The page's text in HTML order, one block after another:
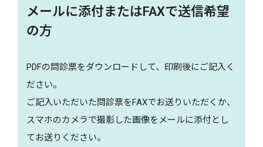
メールに添付またはFAXで送信希望
の方
PDFの問診票をダウンロードして、印刷後にご記入く
ださい。
ご記入いただいた問診票をFAXでお送りいただくか、
スマホのカメラで撮影した画像をメールに添付とし
てお送りください。